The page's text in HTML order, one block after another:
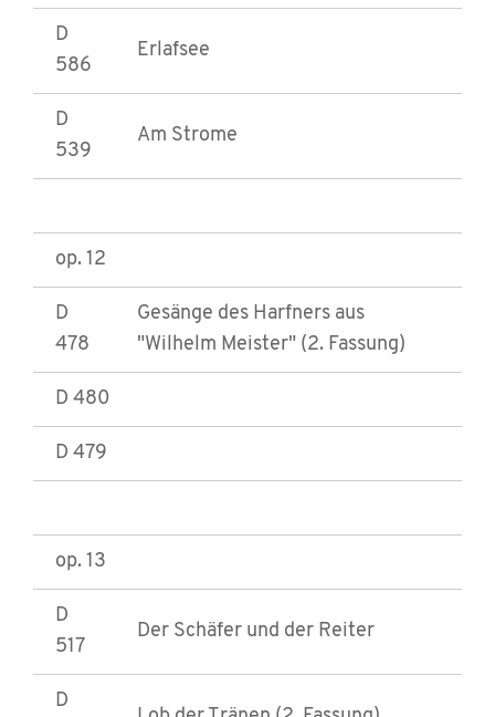
D
586
Erlafsee
D
539
Am Strome
op. 12
D
478
Gesänge des Harfners aus
"Wilhelm Meister" (2. Fassung)
D 480
D 479
op. 13
D
517
Der Schäfer und der Reiter
D